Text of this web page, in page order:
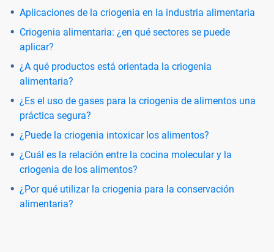
Aplicaciones de la criogenia en la industria alimentaria
Criogenia alimentaria: ¿en qué sectores se puede
aplicar?
¿A qué productos está orientada la criogenia
alimentaria?
¿Es el uso de gases para la criogenia de alimentos una
práctica segura?
¿Puede la criogenia intoxicar los alimentos?
¿Cuál es la relación entre la cocina molecular y la
criogenia de los alimentos?
¿Por qué utilizar la criogenia para la conservación
alimentaria?